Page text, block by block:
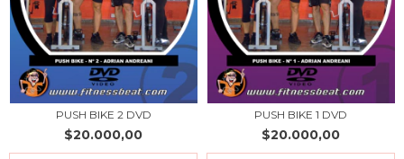
PUSH BIKE 2 DVD
$20.000,00
PUSH BIKE 1 DVD
$20.000,00